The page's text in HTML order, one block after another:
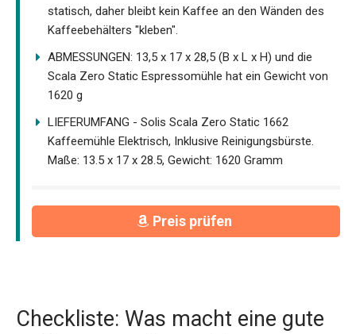
statisch, daher bleibt kein Kaffee an den Wänden des
Kaffeebehälters "kleben".
ABMESSUNGEN: 13,5 x 17 x 28,5 (B x L x H) und die
Scala Zero Static Espressomühle hat ein Gewicht von
1620 g
LIEFERUMFANG - Solis Scala Zero Static 1662
Kaffeemühle Elektrisch, Inklusive Reinigungsbürste.
Maße: 13.5 x 17 x 28.5, Gewicht: 1620 Gramm
Preis prüfen
Checkliste: Was macht eine gute